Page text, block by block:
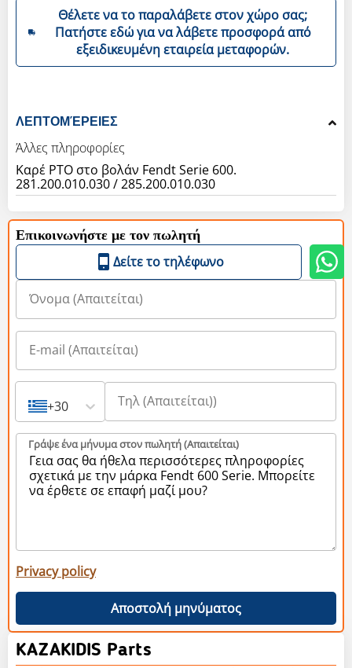
Θέλετε να το παραλάβετε στον χώρο σας;
Πατήστε εδώ για να λάβετε προσφορά από
εξειδικευμένη εταιρεία μεταφορών.
ΛΕΠΤΟΜΈΡΕΙΕΣ
Άλλες πληροφορίες
Καρέ PTO στο βολάν Fendt Serie 600.
281.200.010.030 / 285.200.010.030
Επικοινωνήστε με τον πωλητή
Δείτε το τηλέφωνο
+30
Γράψε ένα μήνυμα στον πωλητή (Aπαιτείται)
Privacy policy
Αποστολή μηνύματος
KAZAKIDIS Parts